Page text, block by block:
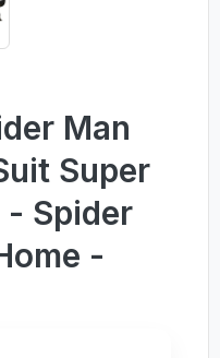
Man
Super
- Spider
-